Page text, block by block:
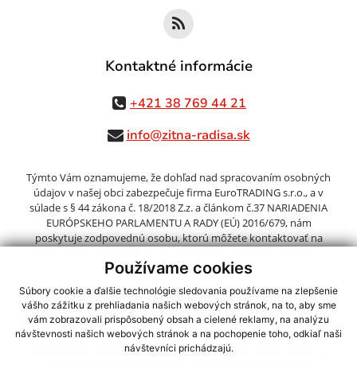
Používame cookies
Súbory cookie a ďalšie technológie sledovania používame na zlepšenie
vášho zážitku z prehliadania našich webových stránok, na to, aby sme
vám zobrazovali prispôsobený obsah a cielené reklamy, na analýzu
návštevnosti našich webových stránok a na pochopenie toho, odkiaľ naši
návštevníci prichádzajú.
Kontaktné informácie
+421 38 769 44 21
info@zitna-radisa.sk
Týmto Vám oznamujeme, že dohľad nad spracovaním osobných
údajov v našej obci zabezpečuje firma EuroTRADING s.r.o., a v
súlade s § 44 zákona č. 18/2018 Z.z. a článkom č.37 NARIADENIA
EURÓPSKEHO PARLAMENTU A RADY (EÚ) 2016/679, nám
poskytuje zodpovednú osobu, ktorú môžete kontaktovať na
www.eurotrading.sk/zo
využite možnosť získavania aktuálnych informácií s využitím RSS
CMS systém (redakčný) systém ECHELON 2,Mapa stránok,web portál
webex.digital, s.r.o.,domény,registrácia domény